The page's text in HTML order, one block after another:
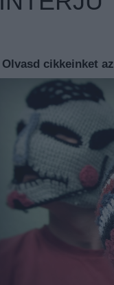
Olvasd cikkeinket az